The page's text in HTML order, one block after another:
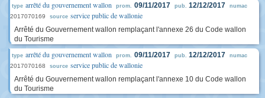
type arrêté du gouvernement wallon prom. 09/11/2017 pub. 12/12/2017 numac
2017070169 source service public de wallonie
Arrêté du Gouvernement wallon remplaçant l'annexe 26 du Code wallon
du Tourisme
type arrêté du gouvernement wallon prom. 09/11/2017 pub. 12/12/2017 numac
2017070168 source service public de wallonie
Arrêté du Gouvernement wallon remplaçant l'annexe 10 du Code wallon
du Tourisme